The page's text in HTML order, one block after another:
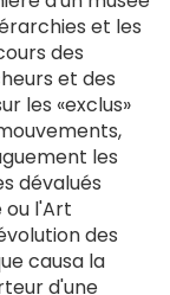
et les
des
et des
les «exclus»
les
dévalués
ou l'Art
des
causa la
d'une